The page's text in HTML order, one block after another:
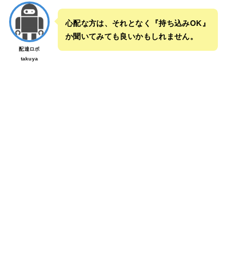
配達ロボ
takuya
心配な方は、それとなく『持ち込みOK』
か聞いてみても良いかもしれません。